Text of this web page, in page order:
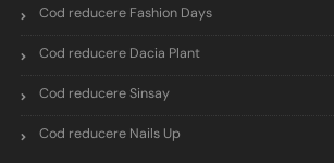
Cod reducere Fashion Days
Cod reducere Dacia Plant
Cod reducere Sinsay
Cod reducere Nails Up